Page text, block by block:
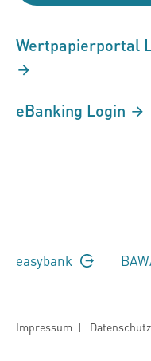
Wertpapierportal
eBanking Login
easybank
Impressum | Datenschutz